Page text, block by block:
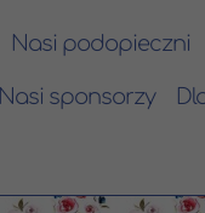
Nasi podopieczni
Nasi sponsorzy